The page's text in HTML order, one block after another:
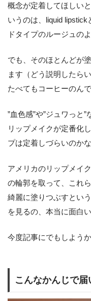
概念が定着してほしい
いうのは、liquid
ドタイプのルージュの
でも、そのほとんどが
ます（どう説明したら
たべてもコーヒーのん
”血色感”や”ジュワっと
リップメイクが定番化
プは定着しづらいのか
アメリカのリップメイ
の輪郭を取って、これ
綺麗に塗りつぶすとい
を見るの、本当に面白い
今度記事にでもしよう
こんなかんじで届